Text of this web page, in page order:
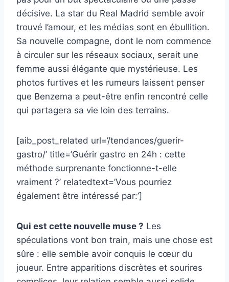
décisive. La star du Real Madrid semble avoir
trouvé l’amour, et les médias sont en ébullition.
Sa nouvelle compagne, dont le nom commence
à circuler sur les réseaux sociaux, serait une
femme aussi élégante que mystérieuse. Les
photos furtives et les rumeurs laissent penser
que Benzema a peut-être enfin rencontré celle
qui partagera sa vie loin des terrains.
[aib_post_related url=’/tendances/guerir-
gastro/’ title=’Guérir gastro en 24h : cette
méthode surprenante fonctionne-t-elle
vraiment ?’ relatedtext=’Vous pourriez
également être intéressé par:’]
Qui est cette nouvelle muse ? Les
spéculations vont bon train, mais une chose est
sûre : elle semble avoir conquis le cœur du
joueur. Entre apparitions discrètes et sourires